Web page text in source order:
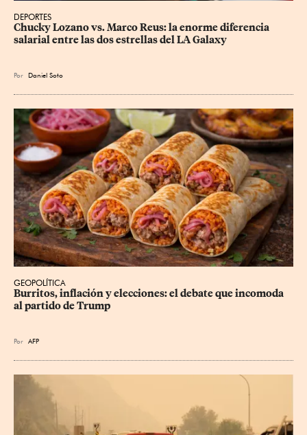
DEPORTES
Chucky Lozano vs. Marco Reus: la enorme diferencia
salarial entre las dos estrellas del LA Galaxy
Por Daniel Soto
GEOPOLÍTICA
Burritos, inflación y elecciones: el debate que incomoda
al partido de Trump
Por AFP